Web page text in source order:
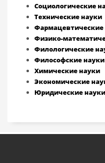
Социологические
Технические науки
Фармацевтические
Физико-
Филологические
Философские науки
Химические науки
Экономические
Юридические науки